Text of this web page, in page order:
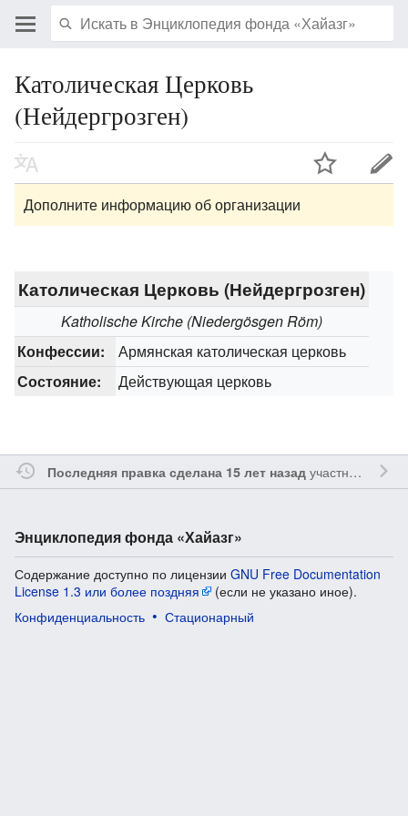
Католическая Церковь
(Нейдергрозген)
Дополните информацию об организации
Католическая Церковь (Нейдергрозген)
Katholische Kirche (Niedergösgen Röm)
Конфессии:
Армянская католическая церковь
Состояние:
Действующая церковь
Последняя правка сделана 15 лет назадучастником
Энциклопедия фонда «Хайазг»
Содержание доступно по лицензии GNU Free Documentation
License 1.3 или более поздняя
(если не указано иное).
Конфиденциальность
Стационарный